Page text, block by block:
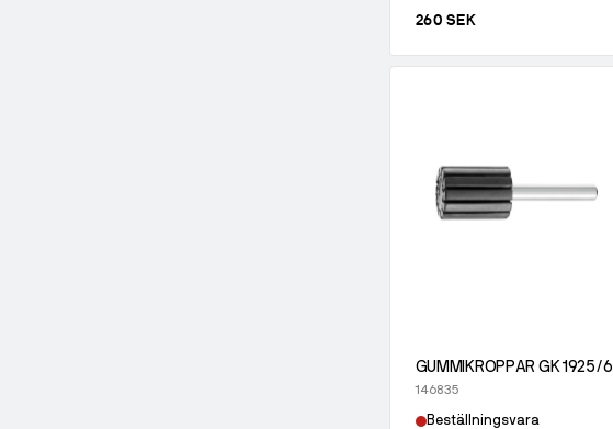
260 SEK
GUMMIKROPPAR GK 1925/6
146835
Beställningsvara